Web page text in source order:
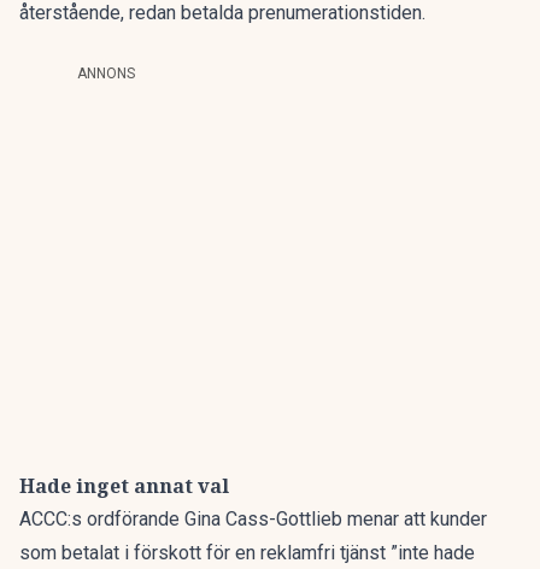
återstående, redan betalda prenumerationstiden.
ANNONS
Hade inget annat val
ACCC:s ordförande Gina Cass-Gottlieb menar att kunder
som betalat i förskott för en reklamfri tjänst ”inte hade